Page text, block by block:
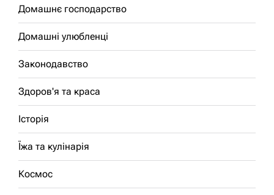
Домашнє господарство
Домашні улюбленці
Законодавство
Здоров'я та краса
Історія
Їжа та кулінарія
Космос